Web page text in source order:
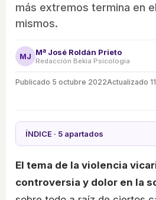
más extremos termina en
mismos.
MJ Mª José Roldán Prieto
Redacción Bekia Psicología
Publicado 5 octubre 2022Actualizado
ÍNDICE · 5 apartados
El tema de la violencia
controversia y dolor en la